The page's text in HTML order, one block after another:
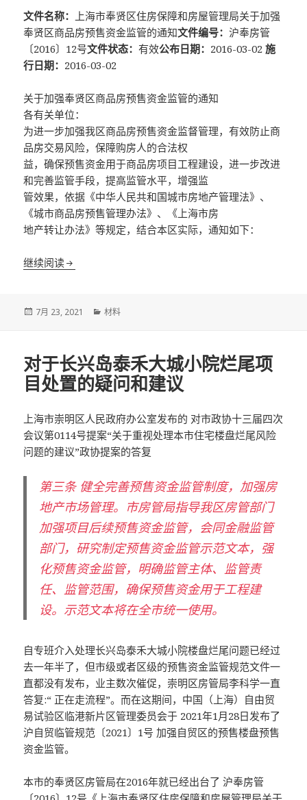
文件名称：
上海市奉贤区住房保障和房屋管理局关于加强
奉贤区商品房预售资金监管的通知文件编号：沪奉房管
〔2016〕12号文件状态：有效公布日期： 2016-03-02施
行日期： 2016-03-02
关于加强奉贤区商品房预售资金监管的通知
各有关单位：
为进一步加强我区商品房预售资金监督管理，有效防止商
品房交易风险，保障购房人的合法权
益，确保预售资金用于商品房项目工程建设，进一步改进
和完善监管手段，提高监管水平，增强监
管效果，依据《中华人民共和国城市房地产管理法》、
《城市商品房预售管理办法》、《上海市房
地产转让办法》等规定，结合本区实际，通知如下：
继续阅读上海市奉贤区住房保障和房屋管理局关于加强奉贤区
发
7月 23, 2021
分
材料
对于长兴岛泰禾大城小院烂尾项
目处置的疑问和建议
上海市崇明区人民政府办公室发布的 对市政协十三届四次
会议第0114号提案“关于重视处理本市住宅楼盘烂尾风险
问题的建议”政协提案的答复
第三条 健全完善预售资金监管制度，加强房
地产市场管理。市房管局指导我区房管部门
加强项目后续预售资金监管，会同金融监管
部门，研究制定预售资金监管示范文本，强
化预售资金监管，明确监管主体、监管责
任、监管范围，确保预售资金用于工程建
设。示范文本将在全市统一使用。
自专班介入处理长兴岛泰禾大城小院楼盘烂尾问题已经过
去一年半了，但市级或者区级的预售资金监管规范文件一
直都没有发布，业主数次催促，崇明区房管局李科学一直
答复:“ 正在走流程”。而在这期间，中国（上海）自由贸
易试验区临港新片区管理委员会于 2021年1月28日发布了
沪自贸临管规范〔2021〕1号 加强自贸区的预售楼盘预售
资金监管。
本市的奉贤区房管局在2016年就已经出台了 沪奉房管